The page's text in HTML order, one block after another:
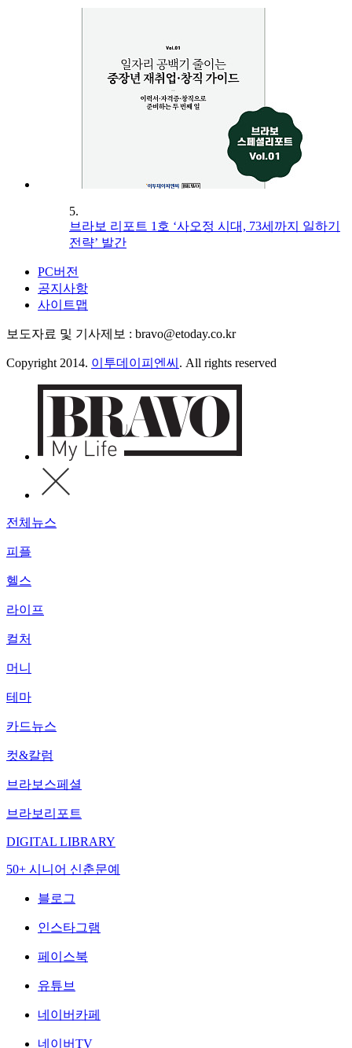
5.
브라보 리포트 1호 ‘사오정 시대, 73세까지 일하기
전략’ 발간
PC버전
공지사항
사이트맵
보도자료 및 기사제보 : bravo@etoday.co.kr
Copyright 2014. 이투데이피엔씨 . All rights reserved
전체뉴스
피플
헬스
라이프
컬처
머니
테마
카드뉴스
컷&칼럼
브라보스페셜
브라보리포트
DIGITAL LIBRARY
50+ 시니어 신춘문예
블로그
인스타그램
페이스북
유튜브
네이버카페
네이버TV